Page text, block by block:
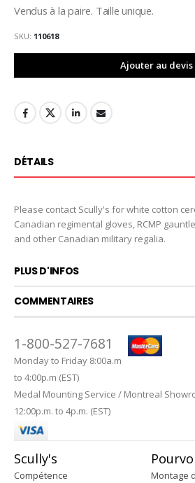
Vendus à la paire. Taille unique.
SKU 110618
Ajouter au devis
DÉTAILS
Please contact Scully's for white cotton
Canadian regimental gloves, RCMP
and other Canadian military regalia.
PLUS D'INFOS
COMMENTAIRES
1-800-527-7681
Monday to Friday 8:00a.m
to 4:00p.m (EST)
Medal Mounting Service / Montreal
12:00p.m. to 4p.m. (EST)
Scully's
Compétence
Montage